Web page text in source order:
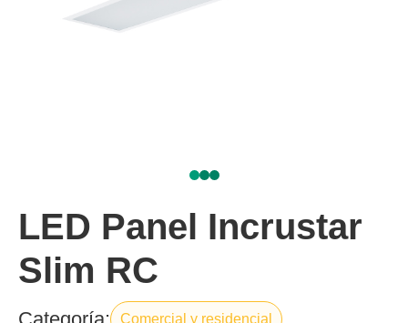
LED Panel Incrustar
Slim RC
Comercial y residencial